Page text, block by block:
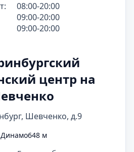
08:00-20:00
09:00-20:00
09:00-20:00
центр на
Шевченко, д.9
Динамо648 м